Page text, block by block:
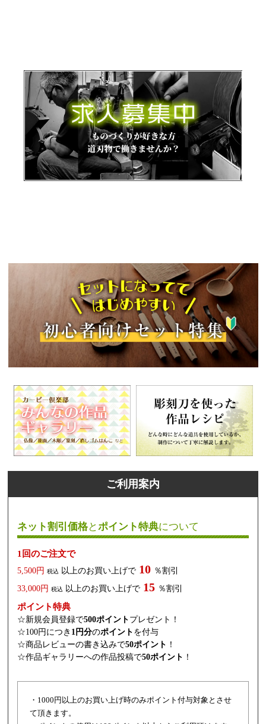
ご利用案内
ネット割引価格とポイント特典について
1回のご注文で
5,500円 税込 以上のお買い上げで 10 ％割引
33,000円 税込 以上のお買い上げで 15 ％割引
ポイント特典
☆新規会員登録で500ポイント プレゼント！
☆100円につき 1円分のポイント を付与
☆商品レビューの書き込みで50ポイント ！
☆作品ギャラリーへの作品投稿で50ポイント ！
・1000円以上のお買い上げ時のみポイント付与対象とさせ
て頂きます。